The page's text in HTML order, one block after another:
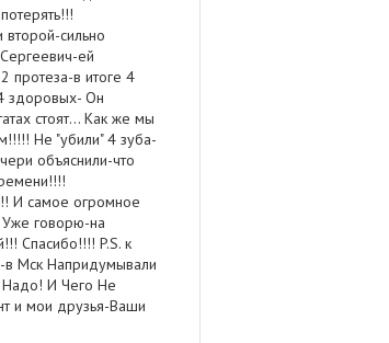
сильно
ей
протеза-в итоге 4
здоровых- Он
стоят... Как же мы
Не "убили" 4 зуба-
объяснили-что
И самое огромное
Уже говорю-на
Спасибо!!!! P.S. к
в Мск Напридумывали
Надо! И Чего Не
и мои друзья-Ваши